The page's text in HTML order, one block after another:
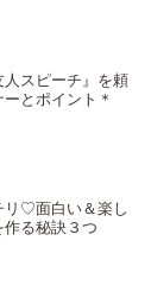
スピーチ』を頼
とポイント＊
リ♡面白い＆楽し
る秘訣３つ